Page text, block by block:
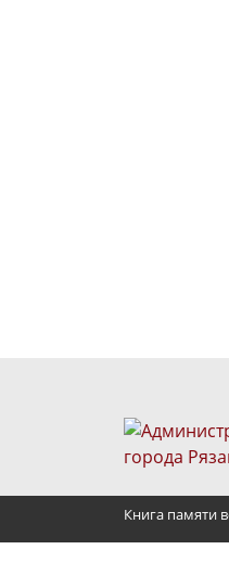
Книга памяти